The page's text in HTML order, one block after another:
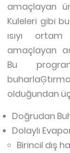
amaçlayan
Kuleleri gibi
ısıyı
amaçlayan
Bu
olduğundan
Doğrudan
Dolaylı
Birincil dış